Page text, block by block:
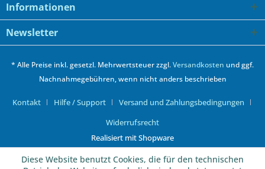
Informationen
Newsletter
* Alle Preise inkl. gesetzl. Mehrwertsteuer zzgl.Versandkosten und ggf.
Nachnahmegebühren, wenn nicht anders beschrieben
Kontakt Hilfe / Support
Versand und Zahlungsbedingungen
Widerrufsrecht
Realisiert mit Shopware
Diese Website benutzt Cookies, die für den technischen